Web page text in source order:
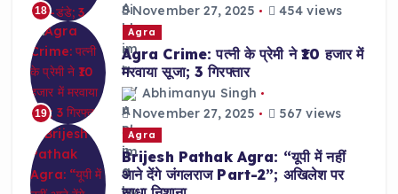
18
November 27, 2025
454 views
19
Agra
Agra Crime: पत्नी के प्रेमी ने ₹10 हजार में
मरवाया सूजा; 3 गिरफ्तार
Abhimanyu Singh
November 27, 2025
567 views
Agra
Brijesh Pathak Agra: “यूपी में नहीं
आने देंगे जंगलराज Part-2”; अखिलेश पर